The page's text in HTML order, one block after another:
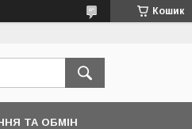
Кошик
ТА ОБМІН